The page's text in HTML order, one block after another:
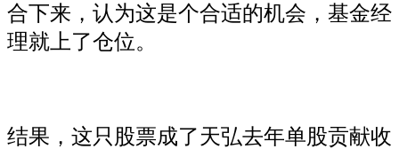
合下来，认为这是个合适的机会，基金经
理就上了仓位。
结果，这只股票成了天弘去年单股贡献收